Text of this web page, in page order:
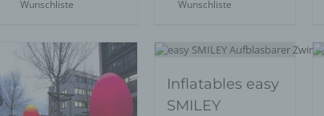
Wunschliste
Wunschliste
Inflatables easy
SMILEY